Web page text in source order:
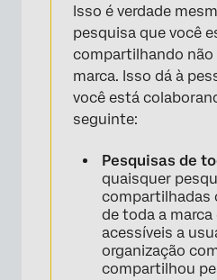
Isso é verdade
pesquisa que você
compartilhando não
marca. Isso dá à
você está
seguinte:
Pesquisas de
quaisquer
compartilhadas
de toda a marca
acessíveis a
organização
compartilhou